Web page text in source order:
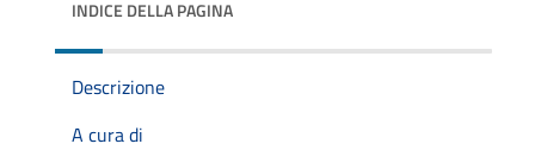
INDICE DELLA PAGINA
Descrizione
A cura di